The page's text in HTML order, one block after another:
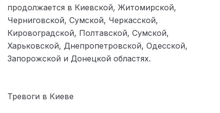
продолжается в Киевской, Житомирской,
Черниговской, Сумской, Черкасской,
Кировоградской, Полтавской, Сумской,
Харьковской, Днепропетровской, Одесской,
Запорожской и Донецкой областях.
Тревоги в Киеве